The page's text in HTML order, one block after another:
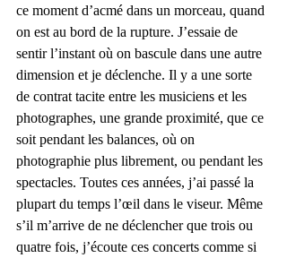
ce moment d’acmé dans un morceau, quand
on est au bord de la rupture. J’essaie de
sentir l’instant où on bascule dans une autre
dimension et je déclenche. Il y a une sorte
de contrat tacite entre les musiciens et les
photographes, une grande proximité, que ce
soit pendant les balances, où on
photographie plus librement, ou pendant les
spectacles. Toutes ces années, j’ai passé la
plupart du temps l’œil dans le viseur. Même
s’il m’arrive de ne déclencher que trois ou
quatre fois, j’écoute ces concerts comme si